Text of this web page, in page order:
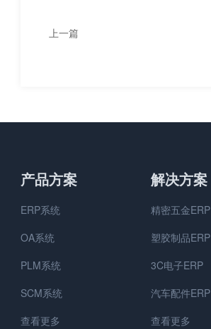
上一篇
产品方案
ERP系统
OA系统
PLM系统
SCM系统
查看更多
解决方案
精密五金ERP
塑胶制品ERP
3C电子ERP
汽车配件ERP
查看更多